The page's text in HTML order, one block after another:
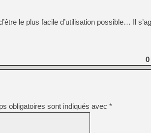
[Mo5] DOOM arrive en
[GK] Bethesda fête les 30
[GK] Roblox : l'action en
[GK] Agenda - GeForce
[GK] Devolver Digital en a
[LS] [PS5] ps5-y2jb-
[GK] Pourquoi Marvel
[GK] Test : Restory : Chill
[GK] GTA 6 : Rockstar
[GK] Hot Wheels Infinite
[GK] Mémoire cash -
[GK] Résultats Nintendo :
le plus facile d’utilisation possible… Il
0
obligatoires sont indiqués avec *